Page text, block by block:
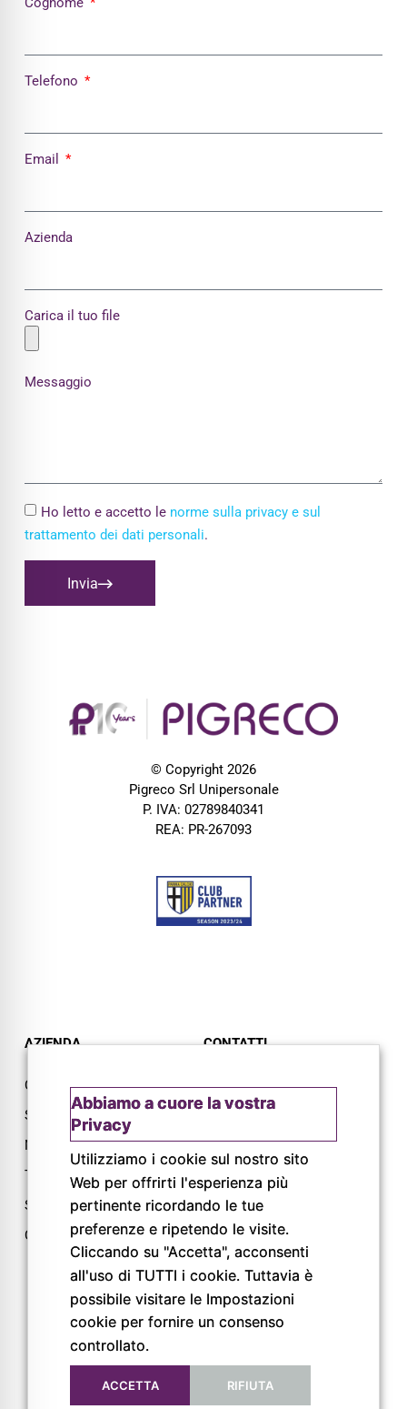
Telefono
Email
Azienda
Carica il tuo file
Messaggio
Ho letto e accetto le norme sulla privacy e sul
trattamento dei dati personali.
Invia
© Copyright 2026
Pigreco Srl Unipersonale
P. IVA: 02789840341
REA: PR-267093
AZIENDA
Chi siamo
Servizi
Magazine
Trail
Shop
Cataloghi
CONTATTI
Via L. Lama, 2
43044 Lemignano PR
Tel: 0521 805945
Mail:
info@pigrecoservizi.it
Richiedi un preventivo
Lavora con noi
FOLLOW US
Abbiamo a cuore la vostra
Privacy
Utilizziamo i cookie sul nostro sito
Web per offrirti l'esperienza più
pertinente ricordando le tue
preferenze e ripetendo le visite.
Cliccando su "Accetta", acconsenti
all'uso di TUTTI i cookie. Tuttavia è
possibile visitare le Impostazioni
cookie per fornire un consenso
controllato.
ACCETTA RIFIUTA